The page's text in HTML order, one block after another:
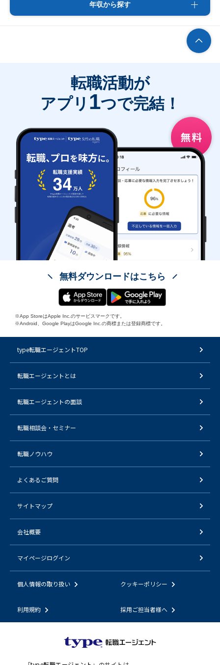
年収から探す
転職活動が
アプリ 1つで完結！
無料ダウンロードはこちら
※App StoreはApple Inc.のサービスマークです。
※Android、Google PlayはGoogle Inc.の商標または登録商標です。
type転職エージェントTOP
転職エージェントとは
転職エージェントの面談
転職相談会・セミナー
転職ノウハウ
よくあるご質問
サイトマップ
会社概要
マイページログイン
個人情報の取り扱い クッキーポリシー
利用規約 採用ご担当者様へ